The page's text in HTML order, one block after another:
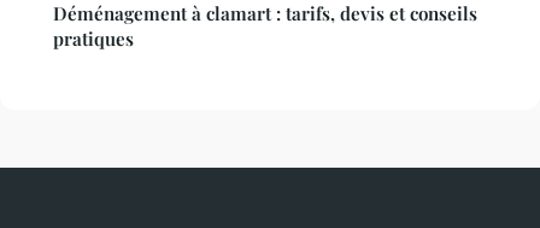
Déménagement à clamart : tarifs, devis et conseils
pratiques